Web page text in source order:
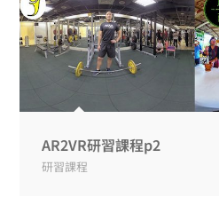
AR2VR研習課程p2
研習課程